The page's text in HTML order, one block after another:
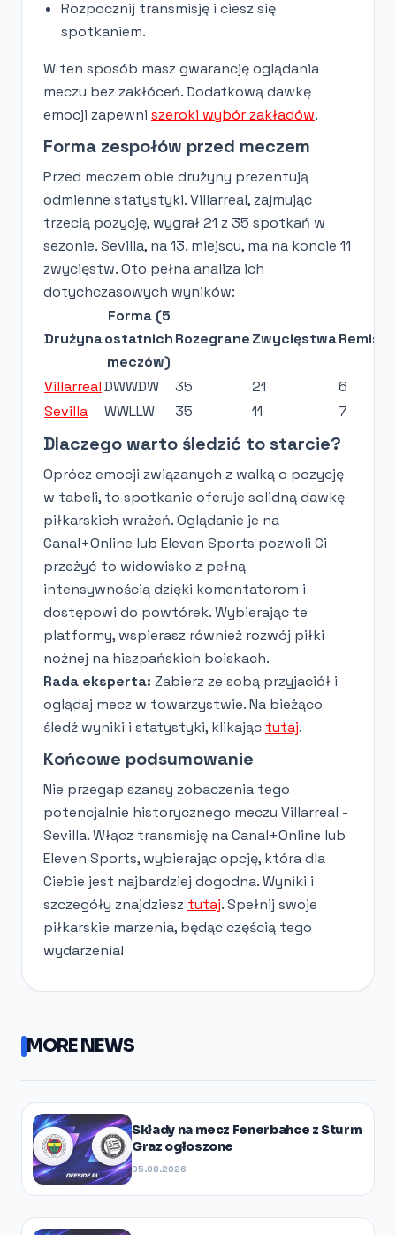
Rozpocznij transmisję i ciesz się
spotkaniem.
W ten sposób masz gwarancję oglądania
meczu bez zakłóceń. Dodatkową dawkę
emocji zapewni szeroki wybór zakładów.
Forma zespołów przed meczem
Przed meczem obie drużyny prezentują
odmienne statystyki. Villarreal, zajmując
trzecią pozycję, wygrał 21 z 35 spotkań w
sezonie. Sevilla, na 13. miejscu, ma na koncie 11
zwycięstw. Oto pełna analiza ich
dotychczasowych wyników:
Drużyna
Forma (5
ostatnich
meczów)
RozegraneZwycięstwaRemisy
VillarrealDWWDW 35 21 6
Sevilla
WWLLW 35 11 7
Dlaczego warto śledzić to starcie?
Oprócz emocji związanych z walką o pozycję
w tabeli, to spotkanie oferuje solidną dawkę
piłkarskich wrażeń. Oglądanie je na
Canal+Online lub Eleven Sports pozwoli Ci
przeżyć to widowisko z pełną
intensywnością dzięki komentatorom i
dostępowi do powtórek. Wybierając te
platformy, wspierasz również rozwój piłki
nożnej na hiszpańskich boiskach.
Rada eksperta: Zabierz ze sobą przyjaciół i
oglądaj mecz w towarzystwie. Na bieżąco
śledź wyniki i statystyki, klikając tutaj.
Końcowe podsumowanie
Nie przegap szansy zobaczenia tego
potencjalnie historycznego meczu Villarreal -
Sevilla. Włącz transmisję na Canal+Online lub
Eleven Sports, wybierając opcję, która dla
Ciebie jest najbardziej dogodna. Wyniki i
szczegóły znajdziesz tutaj. Spełnij swoje
piłkarskie marzenia, będąc częścią tego
wydarzenia!
MORE NEWS
Składy na mecz Fenerbahce z Sturm
Graz ogłoszone
05.08.2026